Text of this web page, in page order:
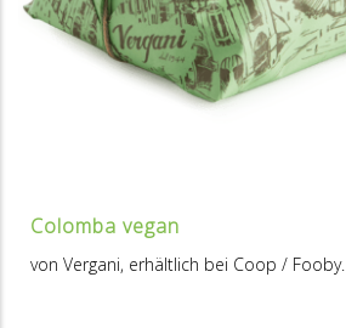
Colomba vegan
von Vergani, erhältlich bei Coop / Fooby.